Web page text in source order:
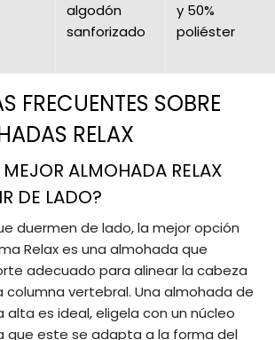
algodón
sanforizado
y 50%
poliéster
FRECUENTES SOBRE
RELAX
ALMOHADA RELAX
DE LADO?
duermen de lado, la mejor opción
Relax es una almohada que
adecuado para alinear la cabeza
columna vertebral. Una almohada de
alta es ideal, eligela con un núcleo
que este se adapta a la forma del